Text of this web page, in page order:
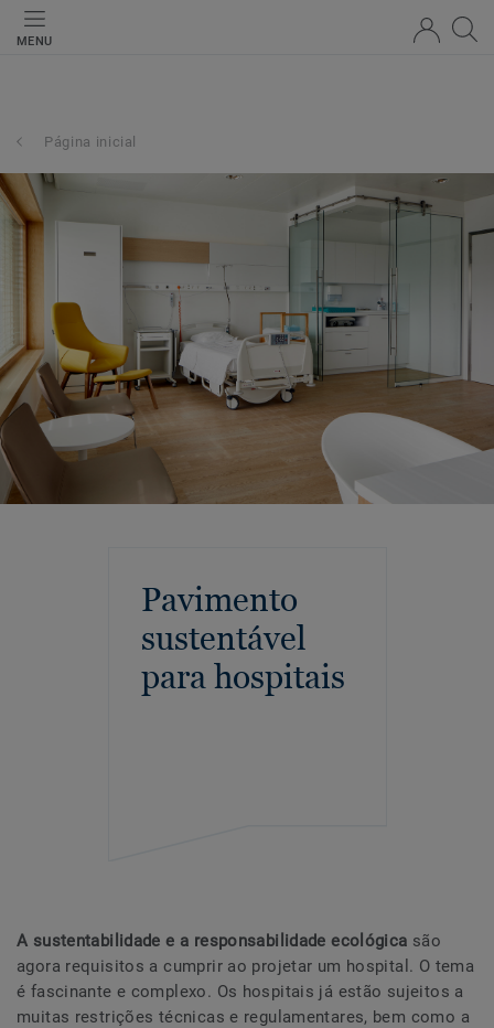
MENU
Página inicial
Pavimento
sustentável
para hospitais
A sustentabilidade e a responsabilidade ecológica são
agora requisitos a cumprir ao projetar um hospital. O tema
é fascinante e complexo. Os hospitais já estão sujeitos a
muitas restrições técnicas e regulamentares, bem como a